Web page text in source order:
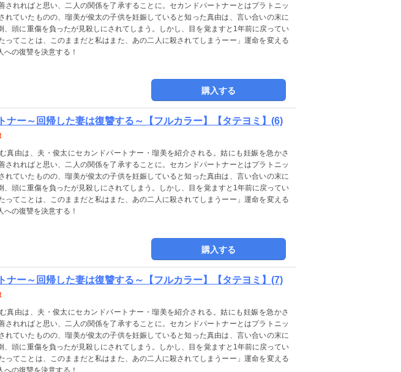
されればと思い、二人の関係を了承することに。セカンドパートナーとはプラトニッ
れていたものの、瑠美が俊太の子供を妊娠していると知った真由は、言い合いの末に
、頭に重傷を負ったが見殺しにされてしまう。しかし、目を覚ますと1年前に戻ってい
ってことは、このままだと私はまた、あの二人に殺されてしまうーー」運命を変える
への復讐を決意する！
購入する
ナー～回帰した妻は復讐する～【フルカラー】【タテヨミ】(6)
真由は、夫・俊太にセカンドパートナー・瑠美を紹介される。姑にも妊娠を急かさ
されればと思い、二人の関係を了承することに。セカンドパートナーとはプラトニッ
れていたものの、瑠美が俊太の子供を妊娠していると知った真由は、言い合いの末に
、頭に重傷を負ったが見殺しにされてしまう。しかし、目を覚ますと1年前に戻ってい
ってことは、このままだと私はまた、あの二人に殺されてしまうーー」運命を変える
への復讐を決意する！
購入する
ナー～回帰した妻は復讐する～【フルカラー】【タテヨミ】(7)
真由は、夫・俊太にセカンドパートナー・瑠美を紹介される。姑にも妊娠を急かさ
されればと思い、二人の関係を了承することに。セカンドパートナーとはプラトニッ
れていたものの、瑠美が俊太の子供を妊娠していると知った真由は、言い合いの末に
、頭に重傷を負ったが見殺しにされてしまう。しかし、目を覚ますと1年前に戻ってい
ってことは、このままだと私はまた、あの二人に殺されてしまうーー」運命を変える
への復讐を決意する！